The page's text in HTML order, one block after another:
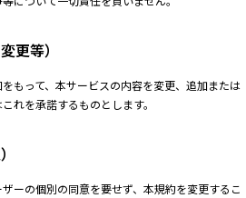
更等）
もって、本サービスの内容を変更、追加または
れを承諾するものとします。
ーの個別の同意を要せず、本規約を変更するこ